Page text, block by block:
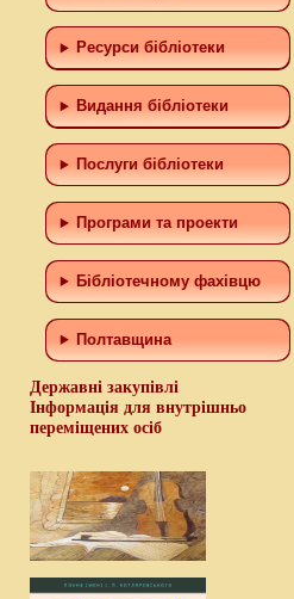
Ресурси бібліотеки
Видання бібліотеки
Послуги бібліотеки
Програми та проекти
Бiблiотечному фахiвцю
Полтавщина
Державні закупівлі
Інформація для внутрішньо
переміщених осіб